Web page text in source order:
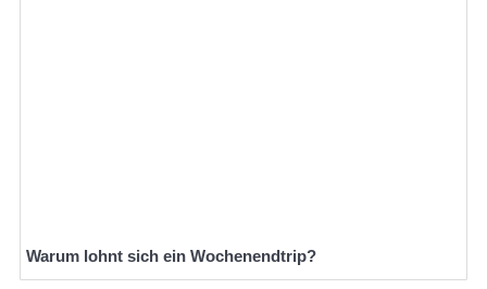
Warum lohnt sich ein Wochenendtrip?